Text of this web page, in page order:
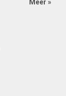
Meer »